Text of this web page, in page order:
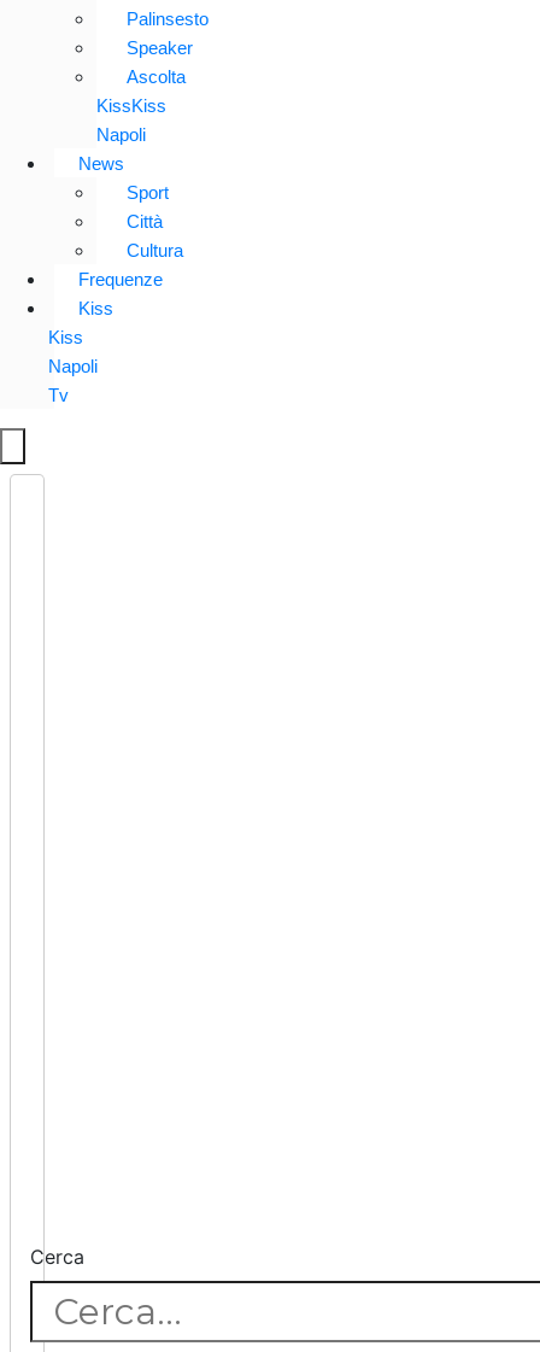
Palinsesto
Speaker
Ascolta
KissKiss
Napoli
News
Sport
Città
Cultura
Frequenze
Kiss
Kiss
Napoli
Tv
Cerca